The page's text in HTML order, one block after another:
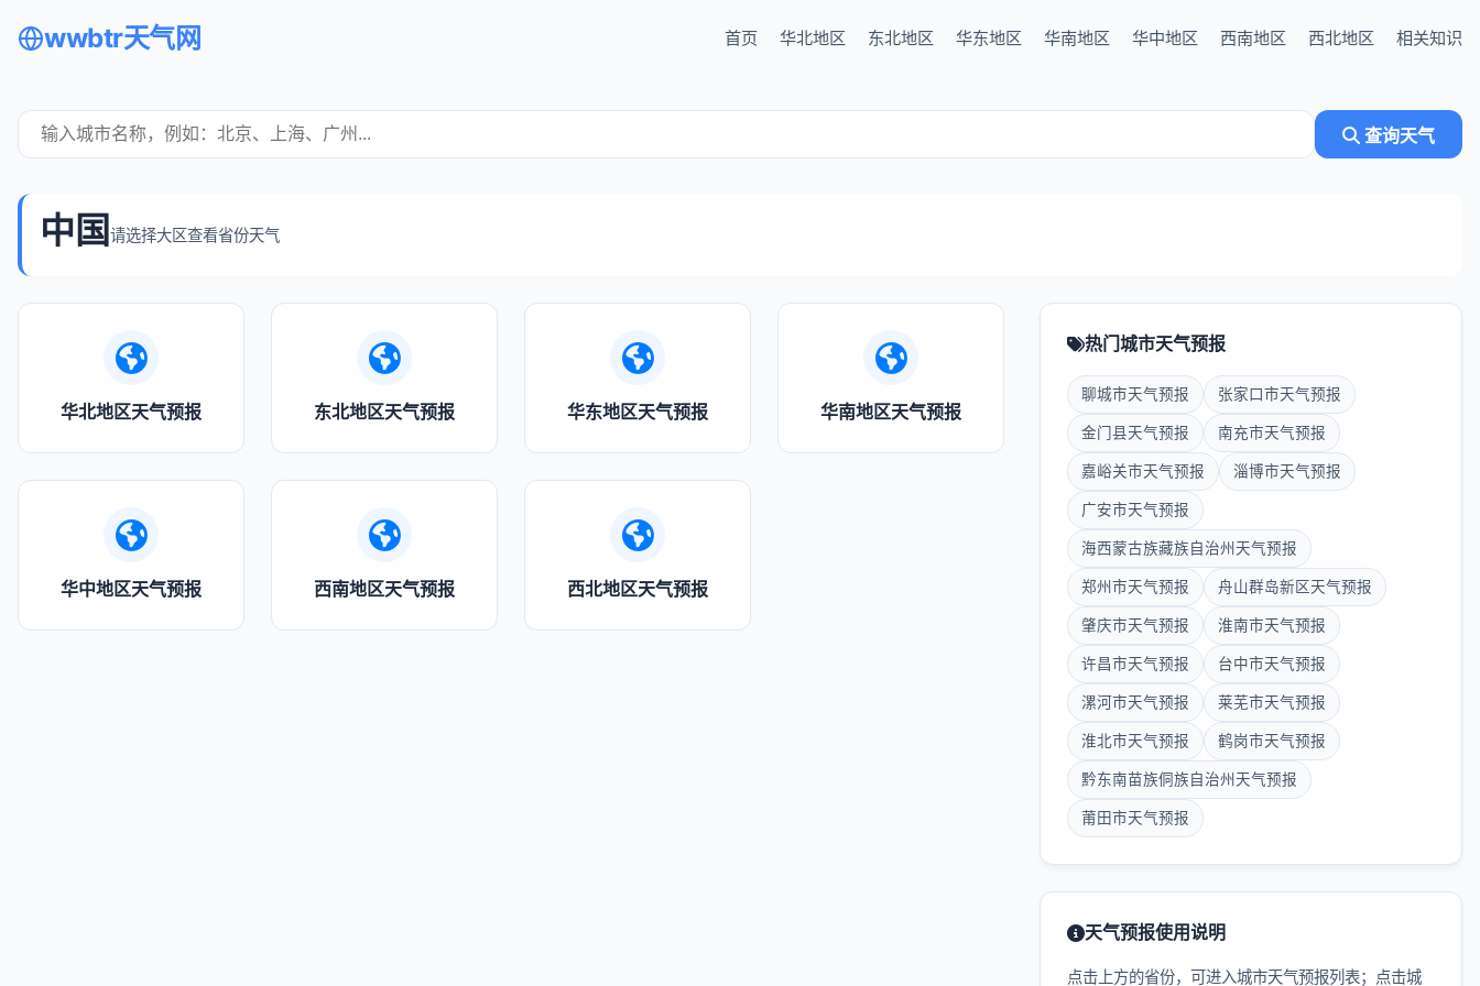
wwbtr天气网 首页 华北地区 东北地区 华东地区 华南地区 华中地区 西南地区 西北地区 相关知识
查询天气
中国 请选择大区查看省份天气
华北地区天气预报 东北地区天气预报 华东地区天气预报 华南地区天气预报
华中地区天气预报 西南地区天气预报 西北地区天气预报
热门城市天气预报
聊城市天气预报 张家口市天气预报
金门县天气预报 南充市天气预报
嘉峪关市天气预报 淄博市天气预报
广安市天气预报
海西蒙古族藏族自治州天气预报
郑州市天气预报 舟山群岛新区天气预报
肇庆市天气预报 淮南市天气预报
许昌市天气预报 台中市天气预报
漯河市天气预报 莱芜市天气预报
淮北市天气预报 鹤岗市天气预报
黔东南苗族侗族自治州天气预报
莆田市天气预报
天气预报使用说明
点击上方的省份，可进入城市天气预报列表；点击城